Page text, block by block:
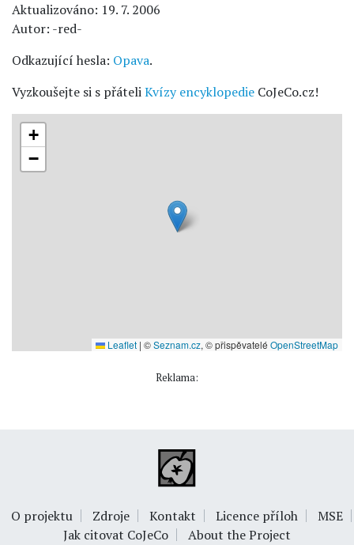
Aktualizováno: 19. 7. 2006
Autor: -red-
Odkazující hesla: Opava.
Vyzkoušejte si s přáteliKvízy encyklopedie CoJeCo.cz!
+
−
Leaflet | ©Seznam.cz, © přispěvatelé OpenStreetMap
Reklama:
O projektu Zdroje Kontakt Licence příloh
MSE
Jak citovat CoJeCo
About the Project